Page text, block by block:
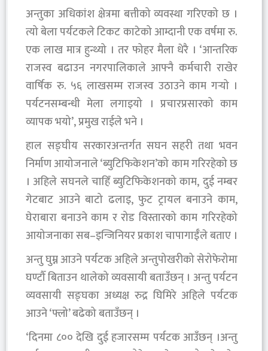
अन्तुका अधिकांश क्षेत्रमा बत्तीको व्यवस्था गरिएको छ ।
त्यो बेला पर्यटकले टिकट काटेको आम्दानी एक वर्षमा रु.
एक लाख मात्र हुन्थ्यो । तर फोहर मैला धेरै । ‘आन्तरिक
राजस्व बढाउन नगरपालिकाले आफ्नै कर्मचारी राखेर
वार्षिक रु. ५६ लाखसम्म राजस्व उठाउने काम गर्‍यो ।
पर्यटनसम्बन्धी मेला लगाइयो । प्रचारप्रसारको काम
व्यापक भयो’, प्रमुख राईले भने ।
हाल सङ्घीय सरकारअन्तर्गत सघन सहरी तथा भवन
निर्माण आयोजनाले ‘ब्युटिफिकेशन’को काम गरिरहेको छ
। अहिले सघनले चाहिँ ब्युटिफिकेशनको काम, दुई नम्बर
गेटबाट आउने बाटो ढलाइ, फुट ट्रायल बनाउने काम,
घेराबारा बनाउने काम र रोड विस्तारको काम गरिरहेको
आयोजनाका सब–इन्जिनियर प्रकाश चापागाईँले बताए ।
अन्तु घुम्न आउने पर्यटक अहिले अन्तुपोखरीको सेरोफेरोमा
घण्टौँ बिताउन थालेको व्यवसायी बताउँछन् । अन्तु पर्यटन
व्यवसायी सङ्घका अध्यक्ष रुद्र घिमिरे अहिले पर्यटक
आउने ‘फ्लो’ बढेको बताउँछन् ।
‘दिनमा ८०० देखि दुई हजारसम्म पर्यटक आउँछन् ।अन्तु